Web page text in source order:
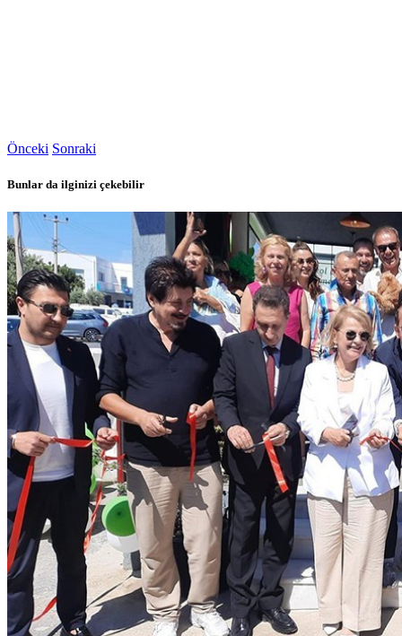
Önceki Sonraki
Bunlar da ilginizi çekebilir